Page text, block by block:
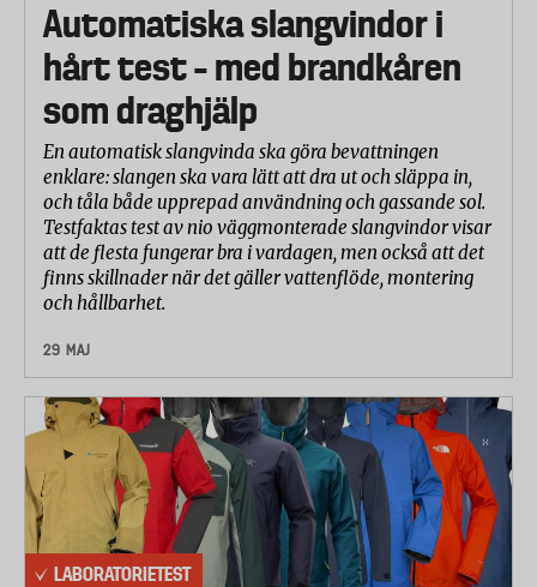
Automatiska slangvindor i
hårt test – med brandkåren
som draghjälp
En automatisk slangvinda ska göra bevattningen
enklare: slangen ska vara lätt att dra ut och släppa in,
och tåla både upprepad användning och gassande sol.
Testfaktas test av nio väggmonterade slangvindor visar
att de flesta fungerar bra i vardagen, men också att det
finns skillnader när det gäller vattenflöde, montering
och hållbarhet.
29 MAJ
LABORATORIETEST